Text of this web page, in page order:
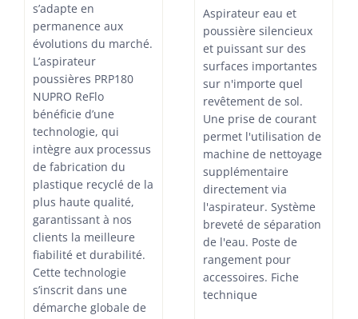
s’adapte en
permanence aux
évolutions du marché.
L’aspirateur
poussières PRP180
NUPRO ReFlo
bénéficie d’une
technologie, qui
intègre aux processus
de fabrication du
plastique recyclé de la
plus haute qualité,
garantissant à nos
clients la meilleure
fiabilité et durabilité.
Cette technologie
s’inscrit dans une
démarche globale de
Aspirateur eau et
poussière silencieux
et puissant sur des
surfaces importantes
sur n'importe quel
revêtement de sol.
Une prise de courant
permet l'utilisation de
machine de nettoyage
supplémentaire
directement via
l'aspirateur. Système
breveté de séparation
de l'eau. Poste de
rangement pour
accessoires. Fiche
technique